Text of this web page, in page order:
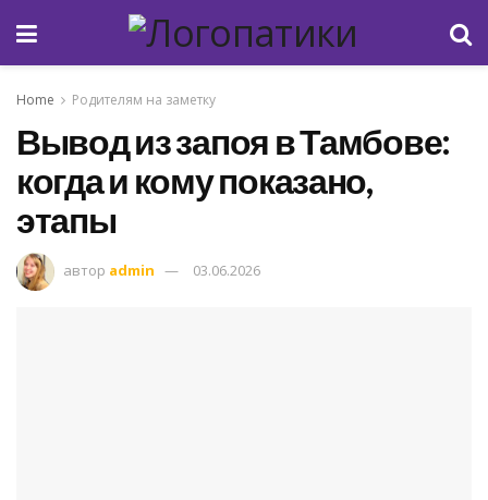
Home Родителям на заметку
Вывод из запоя в Тамбове:
когда и кому показано,
этапы
автор admin 03.06.2026